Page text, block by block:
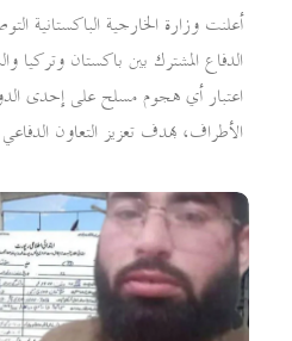
أعلنت وزارة الخارجية الباكستانية
الدفاع المشترك بين باكستان وتركيا
اعتبار أي هجوم مسلح على إحدى
الأطراف، بهدف تعزيز التعاون